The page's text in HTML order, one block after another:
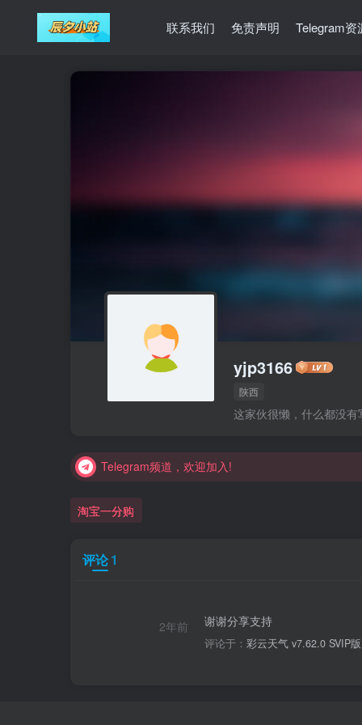
联系我们 免责声明 Telegram资
yjp3166
陕西
这家伙很懒，什么都没有
Telegram频道，欢迎加入!
淘宝一分购
评论1
2年前 谢谢分享支持
评论于： 彩云天气 v7.62.0 SVIP版